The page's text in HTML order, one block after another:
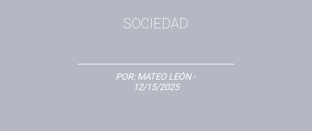
SOCIEDAD
POR: MATEO LEÓN-
12/15/2025